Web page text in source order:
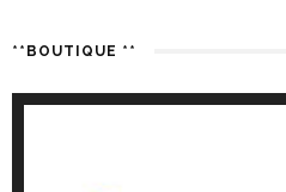
**BOUTIQUE **